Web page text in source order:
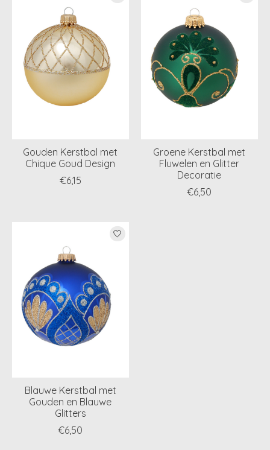
Gouden Kerstbal met
Chique Goud Design
€6,15
Groene Kerstbal met
Fluwelen en Glitter
Decoratie
€6,50
Blauwe Kerstbal met
Gouden en Blauwe
Glitters
€6,50